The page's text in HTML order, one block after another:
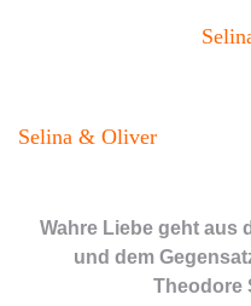
Selina & Oliver
Wahre Liebe geht aus
und dem
Theodore